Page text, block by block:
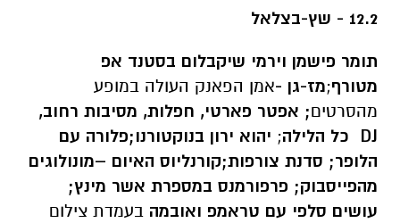
12.2 - שץ-בצלאל
תומר פישמן וירמי שיקבלום בסטנד אפ
מטורף;מז-גן -אמן הפאנק העולה במופע
מהסרטים; אפטר פארטי, חפלות, מסיבות רחוב,
DJ
כל הלילה; יהוא ירון בנוקטורנו;פלורה עם
הלופר; סדנת צורפות;קורנליוס האיום –מונולוגים
מהפייסבוק; פרפורמנס במספרת אשר מינץ;
עושים סלפי עם טראמפ ואובמה בעמדת צילום